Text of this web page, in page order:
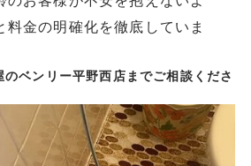
料金の明確化を徹底していま
ベンリー平野西店までご相談くださ